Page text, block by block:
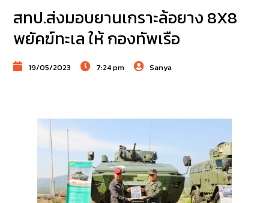
สทป.ส่งมอบยานเกราะล้อยาง 8X8
พยัคฆ์ทะเล ให้ กองทัพเรือ
19/05/2023 7:24 pm Sanya